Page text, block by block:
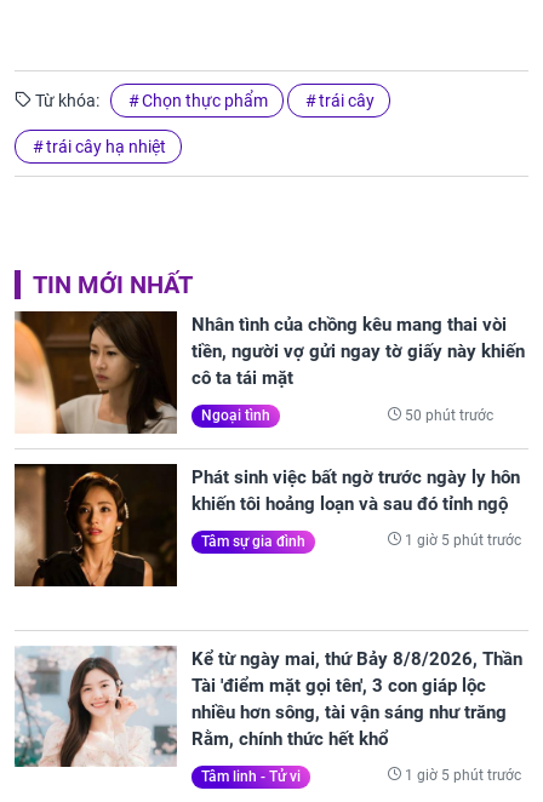
Từ khóa: Chọn thực phẩm trái cây
trái cây hạ nhiệt
TIN MỚI NHẤT
Nhân tình của chồng kêu mang thai vòi
tiền, người vợ gửi ngay tờ giấy này khiến
cô ta tái mặt
Ngoại tình 50 phút trước
Phát sinh việc bất ngờ trước ngày ly hôn
khiến tôi hoảng loạn và sau đó tỉnh ngộ
Tâm sự gia đình 1 giờ 5 phút trước
Kể từ ngày mai, thứ Bảy 8/8/2026, Thần
Tài 'điểm mặt gọi tên', 3 con giáp lộc
nhiều hơn sông, tài vận sáng như trăng
Rằm, chính thức hết khổ
Tâm linh - Tử vi 1 giờ 5 phút trước